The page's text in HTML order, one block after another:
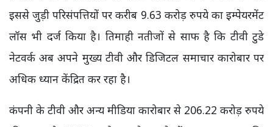
इससे जुड़ी परिसंपत्तियों पर करीब 9.63 करोड़ रुपये का इम्पेयरमेंट
लॉस भी दर्ज किया है। तिमाही नतीजों से साफ है कि टीवी टुडे
नेटवर्क अब अपने मुख्य टीवी और डिजिटल समाचार कारोबार पर
अधिक ध्यान केंद्रित कर रहा है।
कंपनी के टीवी और अन्य मीडिया कारोबार से 206.22 करोड़ रुपये